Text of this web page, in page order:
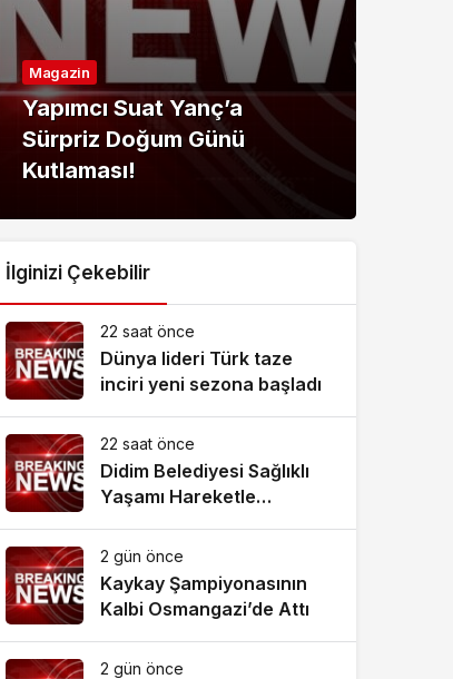
Magazin
Yapımcı Suat Yanç’a
Sürpriz Doğum Günü
Kutlaması!
İlginizi Çekebilir
22 saat önce
Dünya lideri Türk taze
inciri yeni sezona başladı
22 saat önce
Didim Belediyesi Sağlıklı
Yaşamı Hareketle
2 gün önce
Kaykay Şampiyonasının
Kalbi Osmangazi’de Attı
2 gün önce